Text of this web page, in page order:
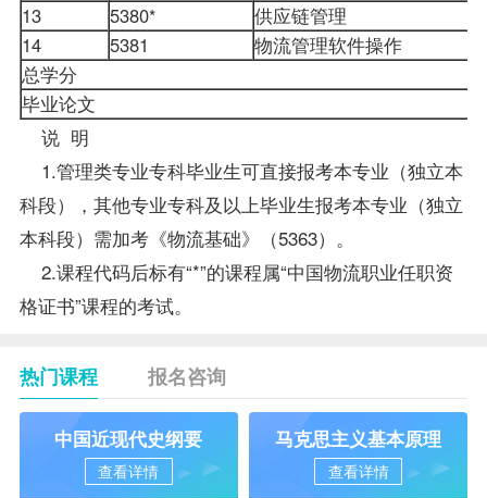
13
5380*
供应链管理
14
5381
物流管理软件操作
总学分
毕业论文
说 明
1.管理类专业专科毕业生可直接报考本专业（独立本
科段），其他专业专科及以上毕业生报考本专业（独立
本科段）需加考《物流基础》（5363）。
2.课程代码后标有“*”的课程属“中国物流职业任职资
格证书”课程的考试。
热门课程 报名咨询
中国近现代史纲要
查看详情
马克思主义基本原理
查看详情